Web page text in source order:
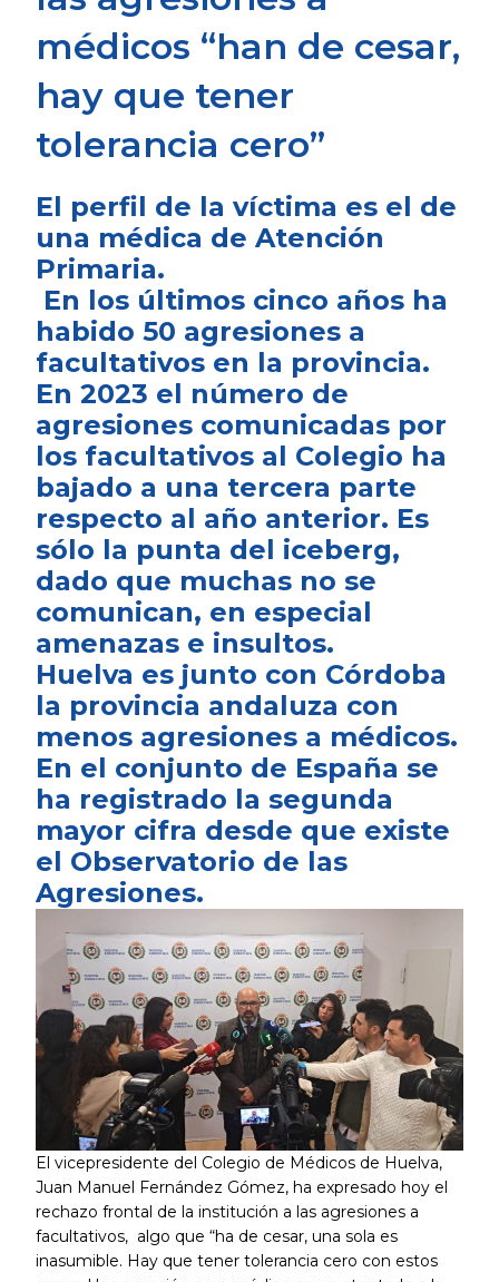
médicos “han de cesar,
hay que tener
tolerancia cero”
El perfil de la víctima es el de
una médica de Atención
Primaria.
En los últimos cinco años ha
habido 50 agresiones a
facultativos en la provincia.
En 2023 el número de
agresiones comunicadas por
los facultativos al Colegio ha
bajado a una tercera parte
respecto al año anterior. Es
sólo la punta del iceberg,
dado que muchas no se
comunican, en especial
amenazas e insultos.
Huelva es junto con Córdoba
la provincia andaluza con
menos agresiones a médicos.
En el conjunto de España se
ha registrado la segunda
mayor cifra desde que existe
el Observatorio de las
Agresiones.
El vicepresidente del Colegio de Médicos de Huelva,
Juan Manuel Fernández Gómez, ha expresado hoy el
rechazo frontal de la institución a las agresiones a
facultativos, algo que “ha de cesar, una sola es
inasumible. Hay que tener tolerancia cero con estos